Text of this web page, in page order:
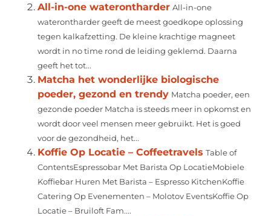
All-in-one waterontharder All-in-one
waterontharder geeft de meest goedkope oplossing
tegen kalkafzetting. De kleine krachtige magneet
wordt in no time rond de leiding geklemd. Daarna
geeft het tot...
Matcha het wonderlijke biologische
poeder, gezond en trendy Matcha poeder, een
gezonde poeder Matcha is steeds meer in opkomst en
wordt door veel mensen meer gebruikt. Het is goed
voor de gezondheid, het...
Koffie Op Locatie – Coffeetravels Table of
ContentsEspressobar Met Barista Op LocatieMobiele
Koffiebar Huren Met Barista – Espresso KitchenKoffie
Catering Op Evenementen – Molotov EventsKoffie Op
Locatie – Bruiloft Fam....